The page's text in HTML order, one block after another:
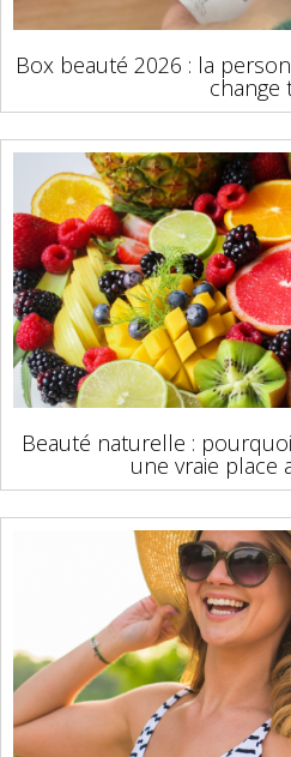
Box beauté 2026 : la
change
Beauté naturelle :
une vraie place